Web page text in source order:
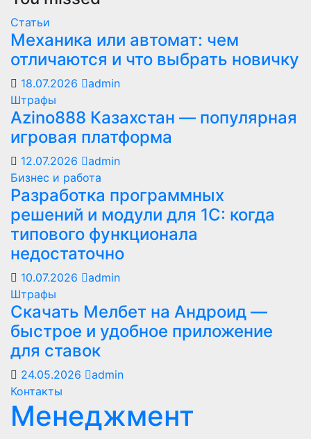
Статьи
Механика или автомат: чем
отличаются и что выбрать новичку
18.07.2026
admin
Штрафы
Azino888 Казахстан — популярная
игровая платформа
12.07.2026
admin
Бизнес и работа
Разработка программных
решений и модули для 1С: когда
типового функционала
недостаточно
10.07.2026
admin
Штрафы
Скачать Мелбет на Андроид —
быстрое и удобное приложение
для ставок
24.05.2026
admin
Контакты
Менеджмент